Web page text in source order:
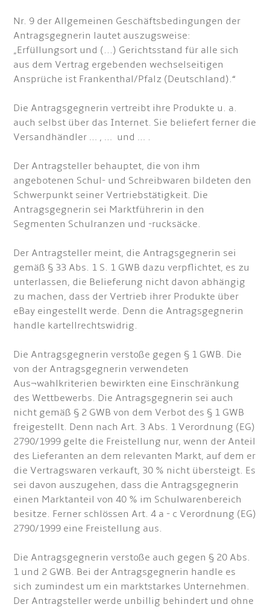
Nr. 9 der Allgemeinen Geschäftsbedingungen der
Antragsgegnerin lautet auszugsweise:
„Erfüllungsort und (...) Gerichtsstand für alle sich
aus dem Vertrag ergebenden wechselseitigen
Ansprüche ist Frankenthal/Pfalz (Deutschland).“
Die Antragsgegnerin vertreibt ihre Produkte u. a.
auch selbst über das Internet. Sie beliefert ferner die
Versandhändler … , … und … .
Der Antragsteller behauptet, die von ihm
angebotenen Schul- und Schreibwaren bildeten den
Schwerpunkt seiner Vertriebstätigkeit. Die
Antragsgegnerin sei Marktführerin in den
Segmenten Schulranzen und -rucksäcke.
Der Antragsteller meint, die Antragsgegnerin sei
gemäß § 33 Abs. 1 S. 1 GWB dazu verpflichtet, es zu
unterlassen, die Belieferung nicht davon abhängig
zu machen, dass der Vertrieb ihrer Produkte über
eBay eingestellt werde. Denn die Antragsgegnerin
handle kartellrechtswidrig.
Die Antragsgegnerin verstoße gegen § 1 GWB. Die
von der Antragsgegnerin verwendeten
Aus¬wahlkriterien bewirkten eine Einschränkung
des Wettbewerbs. Die Antragsgegnerin sei auch
nicht gemäß § 2 GWB von dem Verbot des § 1 GWB
freigestellt. Denn nach Art. 3 Abs. 1 Verordnung (EG)
2790/1999 gelte die Freistellung nur, wenn der Anteil
des Lieferanten an dem relevanten Markt, auf dem er
die Vertragswaren verkauft, 30 % nicht übersteigt. Es
sei davon auszugehen, dass die Antragsgegnerin
einen Marktanteil von 40 % im Schulwarenbereich
besitze. Ferner schlössen Art. 4 a - c Verordnung (EG)
2790/1999 eine Freistellung aus.
Die Antragsgegnerin verstoße auch gegen § 20 Abs.
1 und 2 GWB. Bei der Antragsgegnerin handle es
sich zumindest um ein marktstarkes Unternehmen.
Der Antragsteller werde unbillig behindert und ohne